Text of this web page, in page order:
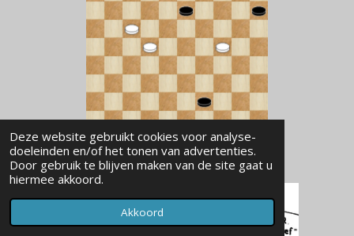
Deze website gebruikt cookies voor analyse-
doeleinden en/of het tonen van advertenties.
Door gebruik te blijven maken van de site gaat u
hiermee akkoord.
Akkoord